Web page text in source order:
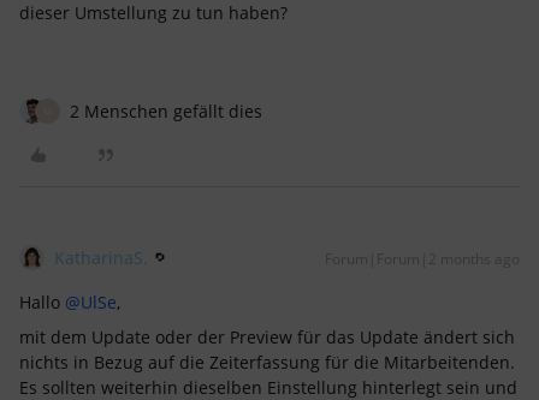
dieser Umstellung zu tun haben?
2 Menschen gefällt dies
KatharinaS. Forum|Forum|2 months ago
Hallo ​ @UlSe,
mit dem Update oder der Preview für das Update ändert sich
nichts in Bezug auf die Zeiterfassung für die Mitarbeitenden.
Es sollten weiterhin dieselben Einstellung hinterlegt sein und